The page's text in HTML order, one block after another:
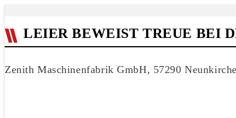
LEIER BEWEIST TREUE BEI
Zenith Maschinenfabrik GmbH, 57290